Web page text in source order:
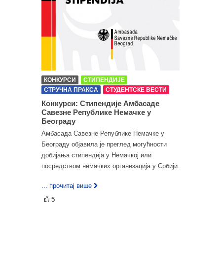
КОНКУРСИ
СТИПЕНДИЈЕ
СТРУЧНА ПРАКСА
СТУДЕНТСКЕ ВЕСТИ
Конкурси: Стипендије Амбасаде
Савезне Републике Немачке у
Београду
Амбасада Савезне Републике Немачке у
Београду објавила је преглед могућности
добијања стипендија у Немачкој или
посредством немачких организација у Србији.
... прочитај више
5